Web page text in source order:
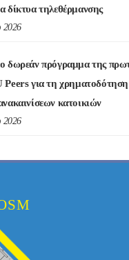
δίκτυα τηλεθέρμανσης
2026
δωρεάν πρόγραμμα της
Peers για τη χρηματοδότηση
κατοικιών
2026